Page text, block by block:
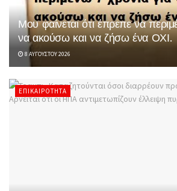
Μου φαίνεται ότι έπρεπε να
να ακούσω και να ζήσω ένα ΟΧΙ.
8 ΑΥΓΟΎΣΤΟΥ 2026
ΕΠΙΚΑΙΡΌΤΗΤΑ